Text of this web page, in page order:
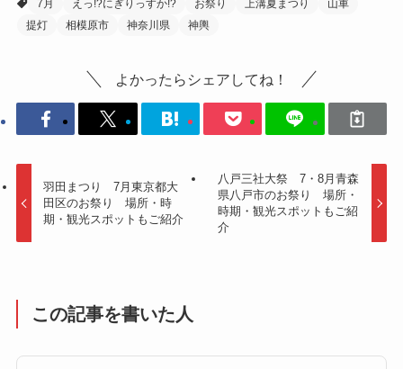
7月
えっ!?にぎりっすか!? お祭り 上溝夏まつり
山車
提灯
相模原市 神奈川県 神輿
よかったらシェアしてね！
羽田まつり 7月東京都大
田区のお祭り 場所・時
期・観光スポットもご紹介
八戸三社大祭 7・8月青森
県八戸市のお祭り 場所・
時期・観光スポットもご紹
介
この記事を書いた人